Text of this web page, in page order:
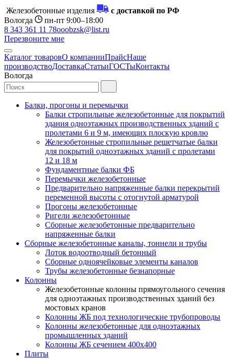
Железобетонные изделия
с доставкой по РФ
Вологда
пн-пт 9:00–18:00
8 343 361 11 78ooobzsk@list.ru
Перезвоните мне
Каталог товаровО компанииПрайсНаше
производствоДоставкаСтатьиГОСТыКонтакты
Вологда
Балки, прогоны и перемычки
Балки стропильные железобетонные для покрытий
здания одноэтажных производственных зданий с
пролетами 6 и 9 м, имеющих плоскую кровлю
Железобетонные стропильные решетчатые балки
для покрытий одноэтажных зданий с пролетами
12 и 18 м
Фундаментные балки ФБ
Перемычки железобетонные
Предварительно напряженные балки перекрытий
переменной высоты с отогнутой арматурой
Прогоны железобетонные
Ригели железобетонные
Сборные железобетонные предварительно
напряженные балки
Сборные железобетонные каналы, тоннели и трубы
Лоток водоотводный бетонный
Сборные одноячейковые элементы каналов
Трубы железобетонные безнапорные
Колонны
Железобетонные колонны прямоугольного сечения
для одноэтажных производственных зданий без
мостовых кранов
Колонны ЖБ под технологические трубопроводы
Колонны железобетонные для одноэтажных
промышленных зданий
Колонны ЖБ сечением 400х400
Плиты